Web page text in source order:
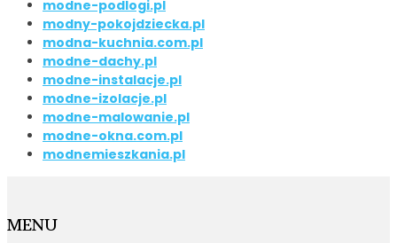
modne-podlogi.pl
modny-pokojdziecka.pl
modna-kuchnia.com.pl
modne-dachy.pl
modne-instalacje.pl
modne-izolacje.pl
modne-malowanie.pl
modne-okna.com.pl
modnemieszkania.pl
MENU